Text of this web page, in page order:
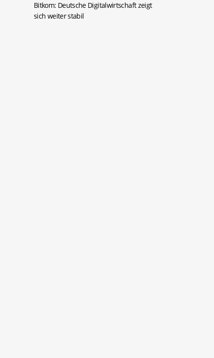
Bitkom: Deutsche Digitalwirtschaft zeigt
sich weiter stabil